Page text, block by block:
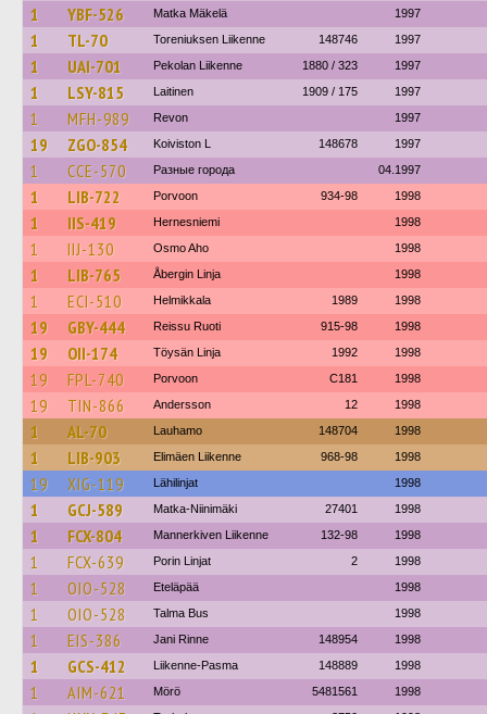
1 YBF-526 Matka Mäkelä 1997
1 TL-70 Toreniuksen Liikenne 148746 1997
1 UAI-701 Pekolan Liikenne 1880 / 323 1997
1 LSY-815 Laitinen 1909 / 175 1997
1 MFH-989 Revon 1997
19 ZGO-854 Koiviston L 148678 1997
1 CCE-570 Разные города 04.1997
1 LIB-722 Porvoon 934-98 1998
1 IIS-419 Hernesniemi 1998
1 IIJ-130 Osmo Aho 1998
1 LIB-765 Åbergin Linja 1998
1 ECI-510 Helmikkala 1989 1998
19 GBY-444 Reissu Ruoti 915-98 1998
19 OII-174 Töysän Linja 1992 1998
19 FPL-740 Porvoon C181 1998
19 TIN-866 Andersson 12 1998
1 AL-70 Lauhamo 148704 1998
1 LIB-903 Elimäen Liikenne 968-98 1998
19 XIG-119 Lähilinjat 1998
1 GCJ-589 Matka-Niinimäki 27401 1998
1 FCX-804 Mannerkiven Liikenne 132-98 1998
1 FCX-639 Porin Linjat 2 1998
1 OIO-528 Eteläpää 1998
1 OIO-528 Talma Bus 1998
1 EIS-386 Jani Rinne 148954 1998
1 GCS-412 Liikenne-Pasma 148889 1998
1 AIM-621 Mörö 5481561 1998